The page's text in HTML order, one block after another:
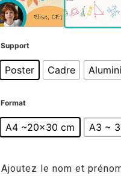
Support
Poster Cadre
Format
A4 ~20x30 cm A3 ~
Ajoutez le nom et